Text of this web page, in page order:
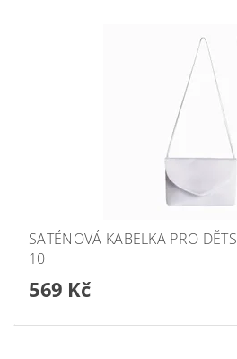
SATÉNOVÁ KABELKA PRO
10
569 Kč